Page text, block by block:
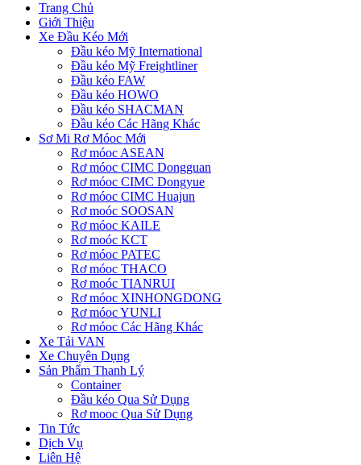
Trang Chủ
Giới Thiệu
Xe Đầu Kéo Mới
Đầu kéo Mỹ International
Đầu kéo Mỹ Freightliner
Đầu kéo FAW
Đầu kéo HOWO
Đầu kéo SHACMAN
Đầu kéo Các Hãng Khác
Sơ Mi Rơ Móoc Mới
Rơ móoc ASEAN
Rơ móoc CIMC Dongguan
Rơ móoc CIMC Dongyue
Rơ móoc CIMC Huajun
Rơ moóc SOOSAN
Rơ móoc KAILE
Rơ moóc KCT
Rơ móoc PATEC
Rơ móoc THACO
Rơ moóc TIANRUI
Rơ móoc XINHONGDONG
Rơ móoc YUNLI
Rơ móoc Các Hãng Khác
Xe Tải VAN
Xe Chuyên Dụng
Sản Phẩm Thanh Lý
Container
Đầu kéo Qua Sử Dụng
Rơ mooc Qua Sử Dụng
Tin Tức
Dịch Vụ
Liên Hệ